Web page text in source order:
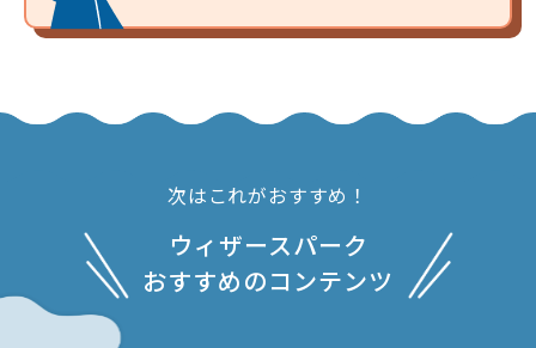
次はこれがおすすめ！
ウィザースパーク
おすすめのコンテンツ